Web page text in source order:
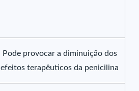
Pode provocar a diminuição dos
efeitos terapêuticos da penicilina